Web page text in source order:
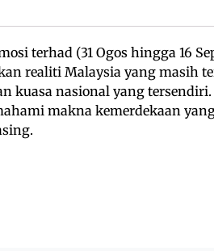
terhad (31 Ogos hingga 16
realiti Malaysia yang masih
kuasa nasional yang
makna kemerdekaan